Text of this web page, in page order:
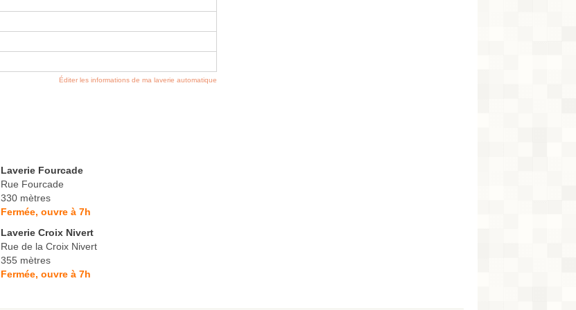
Éditer les informations de ma laverie automatique
Laverie Fourcade
Rue Fourcade
330 mètres
Fermée, ouvre à 7h
Laverie Croix Nivert
Rue de la Croix Nivert
355 mètres
Fermée, ouvre à 7h